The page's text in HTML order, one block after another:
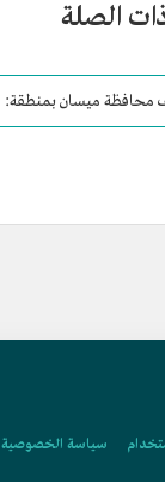
الصلة
محافظة ميسان بمنطقة:
سياسة الخصوصية